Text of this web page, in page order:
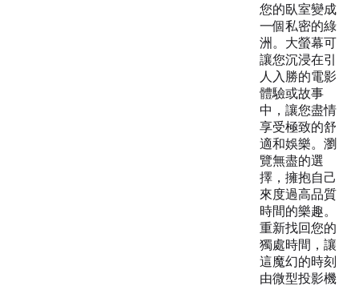
您的臥室變成
一個私密的綠
洲。大螢幕可
讓您沉浸在引
人入勝的電影
體驗或故事
中，讓您盡情
享受極致的舒
適和娛樂。瀏
覽無盡的選
擇，擁抱自己
來度過高品質
時間的樂趣。
重新找回您的
獨處時間，讓
這魔幻的時刻
由微型投影機